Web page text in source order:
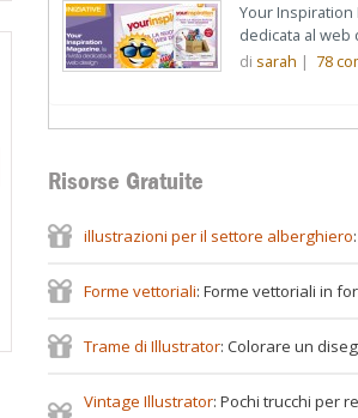
Your Inspiration
dedicata al web
di sarah | 78
Risorse Gratuite
illustrazioni per il settore alberghiero
Forme vettoriali: Forme vettoriali in
Trame di Illustrator: Colorare un
Vintage Illustrator: Pochi trucchi per